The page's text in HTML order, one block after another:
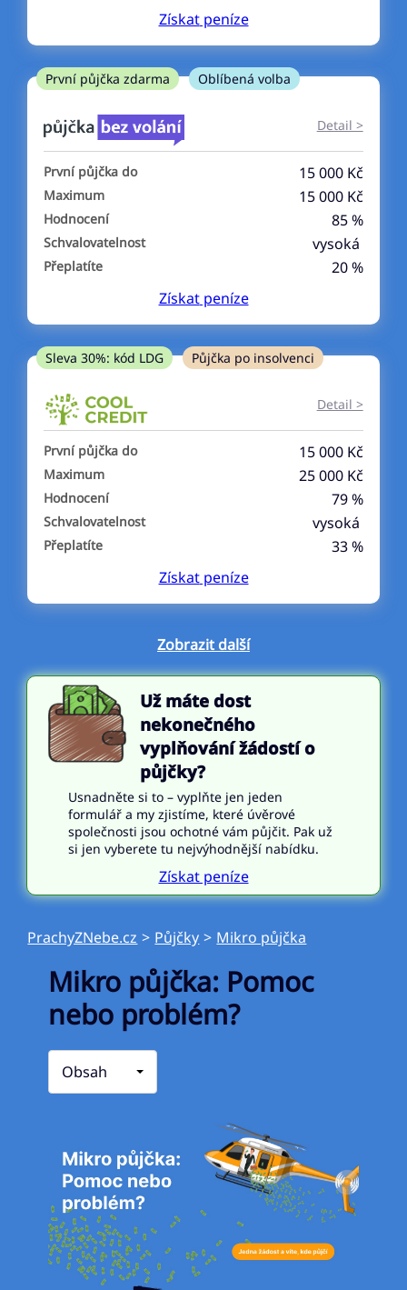
ano
ne
V exekuci
ano
ne
Po insolvenci
ano
V hotovosti
ano
Získatpeníze
První půjčka zdarma Oblíbená volba
Detail >
První půjčka do 15 000 Kč
Maximum 15 000 Kč
Hodnocení 85 %
Schvalovatelnost vysoká
Přeplatíte
20 %
Získatpeníze
Sleva 30%: kód LDG Půjčka po insolvenci
Detail >
První půjčka do 15 000 Kč
Maximum 25 000 Kč
Hodnocení 79 %
Schvalovatelnost vysoká
Přeplatíte
33 %
Získatpeníze
Zobrazit další
Už máte dost
nekonečného
vyplňování žádostí o
půjčky?
Usnadněte si to – vyplňte jen jeden
formulář a my zjistíme, které úvěrové
společnosti jsou ochotné vám půjčit. Pak už
si jen vyberete tu nejvýhodnější nabídku.
Získat peníze
PrachyZNebe.cz > Půjčky > Mikro půjčka
Mikro půjčka: Pomoc
nebo problém?
Obsah